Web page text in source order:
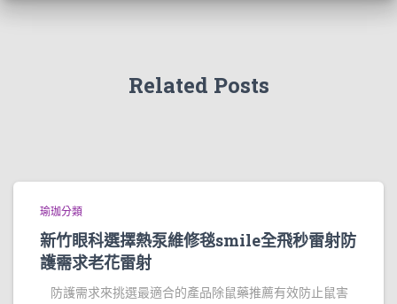
Related Posts
瑜珈分類
新竹眼科選擇熱泵維修毯smile全飛秒雷射防
護需求老花雷射
防護需求來挑選最適合的產品除鼠藥推薦有效防止鼠害